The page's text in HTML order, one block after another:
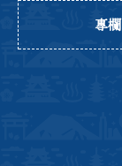
專欄